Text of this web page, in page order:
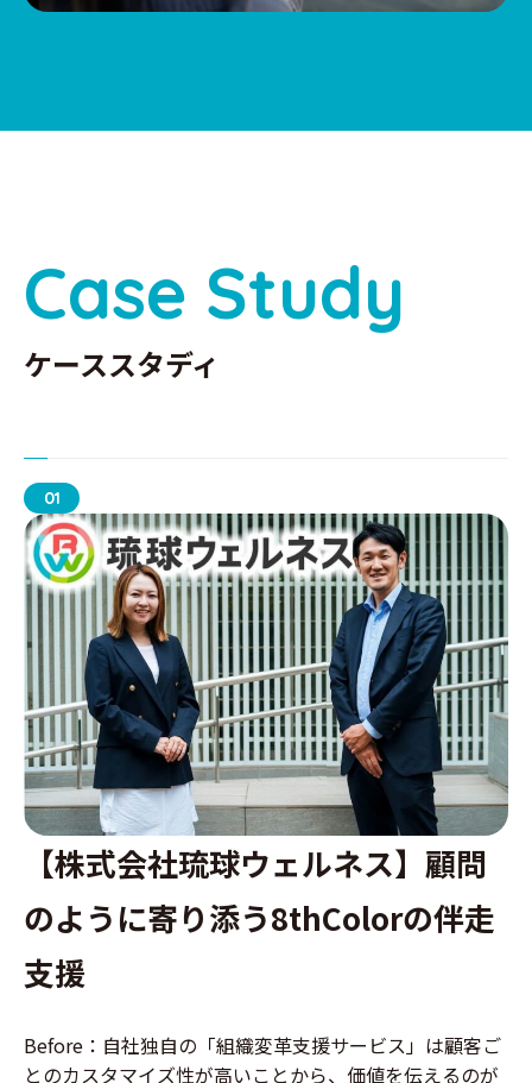
Case Study
ケーススタディ
01
【株式会社琉球ウェルネス】顧問
のように寄り添う8thColorの伴走
支援
Before：自社独自の「組織変革支援サービス」は顧客ご
とのカスタマイズ性が高いことから、価値を伝えるのが